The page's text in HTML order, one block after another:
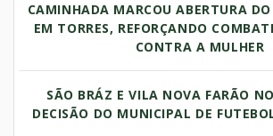
CAMINHADA MARCOU ABERTURA
EM TORRES, REFORÇANDO
CONTRA A MULHER
SÃO BRÁZ E VILA NOVA FARÃO
DECISÃO DO MUNICIPAL DE